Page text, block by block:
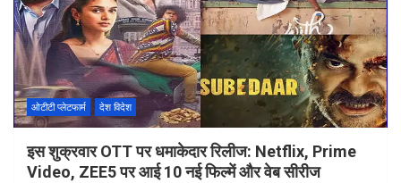
ओटीटी प्लेटफार्म देश विदेश
इस शुक्रवार OTT पर धमाकेदार रिलीज: Netflix, Prime
Video, ZEE5 पर आई 10 नई फिल्में और वेब सीरीज